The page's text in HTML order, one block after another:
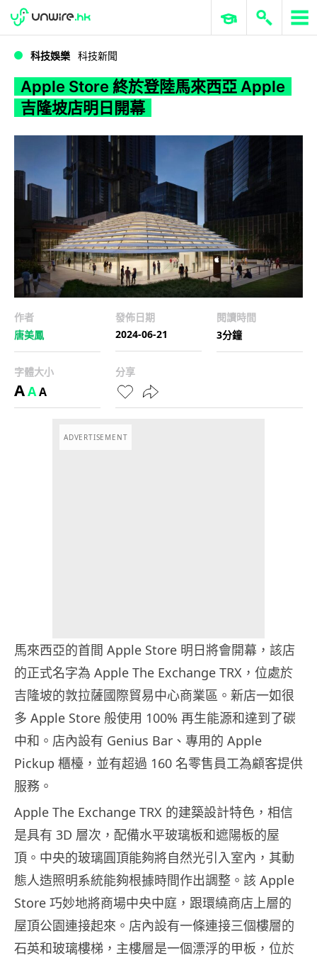
WWDC 2026 ERP 與商業 AI
科技娛樂 科技新聞
Apple Store 終於登陸馬來西亞 Apple
吉隆坡店明日開幕
作者
唐美鳳
發佈日期
2024-06-21
閱讀時間
3分鐘
字體大小
AAA
分享
ADVERTISEMENT
馬來西亞的首間 Apple Store 明日將會開幕，該店
的正式名字為 Apple The Exchange TRX，位處於
吉隆坡的敦拉薩國際貿易中心商業區。新店一如很
多 Apple Store 般使用 100% 再生能源和達到了碳
中和。店內設有 Genius Bar、專用的 Apple
Pickup 櫃檯，並有超過 160 名零售員工為顧客提供
服務。
Apple The Exchange TRX 的建築設計特色，相信
是具有 3D 層次，配備水平玻璃板和遮陽板的屋
頂。中央的玻璃圓頂能夠將自然光引入室內，其動
態人造照明系統能夠根據時間作出調整。該 Apple
Store 巧妙地將商場中央中庭，跟環繞商店上層的
屋頂公園連接起來。店內設有一條連接三個樓層的
石英和玻璃樓梯，主樓層是一個漂浮的甲板，位於